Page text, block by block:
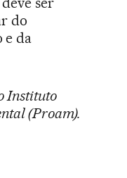
do
e da
Instituto
(Proam).